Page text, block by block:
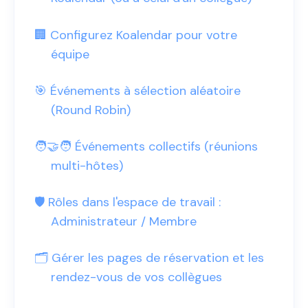
🏢 Configurez Koalendar pour votre
équipe
🎯 Événements à sélection aléatoire
(Round Robin)
🧑‍🤝‍🧑 Événements collectifs (réunions
multi-hôtes)
🛡️ Rôles dans l'espace de travail :
Administrateur / Membre
🗂️ Gérer les pages de réservation et les
rendez-vous de vos collègues